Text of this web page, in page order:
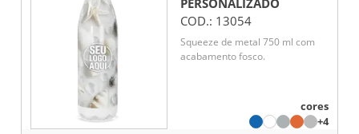
PERSONALIZADO
COD.: 13054
Squeeze de metal 750 ml com
acabamento fosco.
cores
+4